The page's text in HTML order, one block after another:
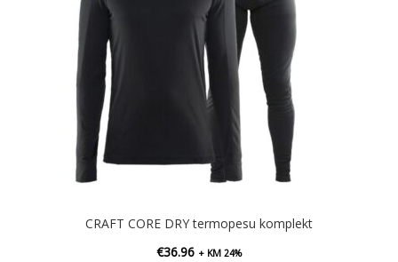
CRAFT CORE DRY termopesu komplekt
€36.96 + KM 24%